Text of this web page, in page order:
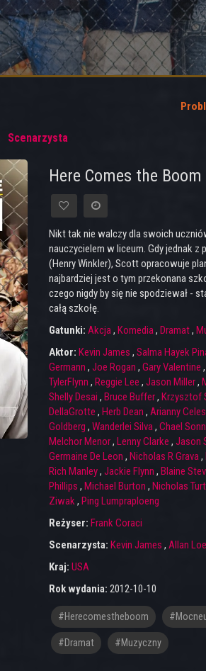
Scenarzysta
Here Comes the
Nikt tak nie walczy dla swoich
nauczycielem w liceum. Gdy jednak
(Henry Winkler), Scott opracowuje
najbardziej jest o tym przekonana
czego nigdy by się nie spodziewał -
całą szkołę.
Gatunki: Akcja, Komedia, Dramat,
Aktor: Kevin James , Salma Hayek
Germann , Joe Rogan , Gary Valentine ,
TylerFlynn , Reggie Lee , Jason Miller,
Shelly Desai , Bruce Buffer, Krzysztof
DellaGrotte , Herb Dean , Arianny
Goldberg , Wanderlei Silva, Chael
Melchor Menor, Lenny Clarke , Jason
Germaine De Leon , Nicholas R Grava,
Rich Manley, Jackie Flynn , Blaine
Phillips , Michael Burton , Nicholas
Ziwak, Ping Lumpraploeng
Reżyser: Frank Coraci
Scenarzysta: Kevin James , Allan
Kraj: USA
Rok wydania: 2012-10-10
#herecomestheboom
#dramat #muzyczny